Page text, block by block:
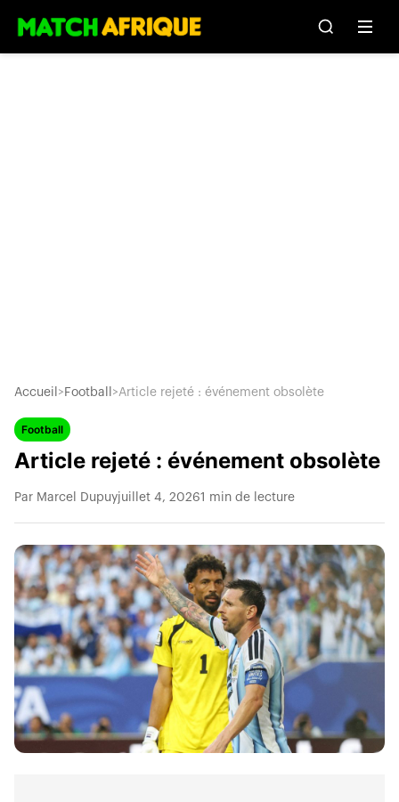
Accueil > Football >Article rejeté : événement obsolète
Football
Article rejeté : événement obsolète
Par Marcel Dupuyjuillet 4, 20261 min de lecture